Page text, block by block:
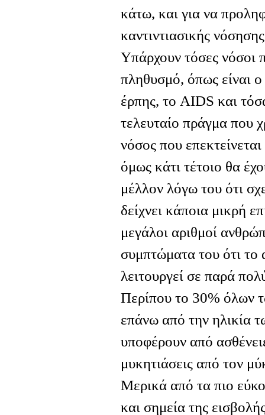
κάτω, και για να
καντιντιασικής
Υπάρχουν τόσες νόσοι
πληθυσμό, όπως είναι ο
έρπης, το AIDS και
τελευταίο πράγμα που
νόσος που
όμως κάτι τέτοιο θα
μέλλον λόγω του ότι
δείχνει κάποια μικρή
μεγάλοι αριθμοί
συμπτώματα του ότι το
λειτουργεί σε παρά
Περίπου το 30% όλων
επάνω από την ηλικία
υποφέρουν από
μυκητιάσεις από τον
Μερικά από τα πιο
και σημεία της